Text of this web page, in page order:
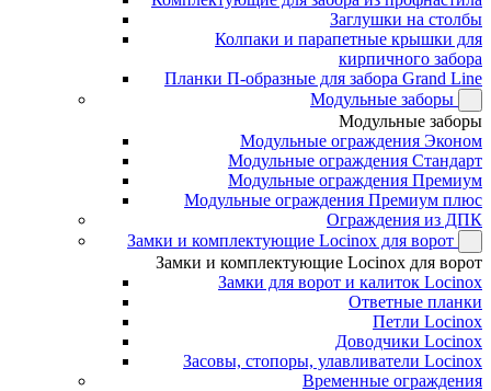
Заглушки на столбы
Колпаки и парапетные крышки для
кирпичного забора
Планки П-образные для забора Grand Line
Модульные заборы
Модульные заборы
Модульные ограждения Эконом
Модульные ограждения Стандарт
Модульные ограждения Премиум
Модульные ограждения Премиум плюс
Ограждения из ДПК
Замки и комплектующие Locinox для ворот
Замки и комплектующие Locinox для ворот
Замки для ворот и калиток Locinox
Ответные планки
Петли Locinox
Доводчики Locinox
Засовы, стопоры, улавливатели Locinox
Временные ограждения